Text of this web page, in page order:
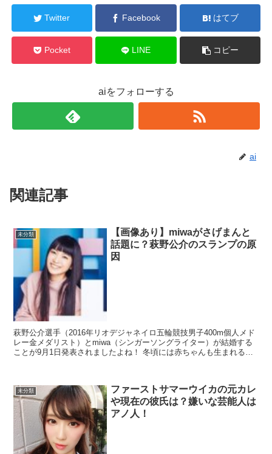
Twitter Facebook はてブ
Pocket LINE コピー
aiをフォローする
ai
関連記事
未分類
【画像あり】miwaがさげまんと
話題に？萩野公介のスランプの原
因
萩野公介選手（2016年リオデジャネイロ五輪競技男子400m個人メド
レー金メダリスト）とmiwa（シンガーソングライター）が結婚する
ことが9月1日発表されましたよね！ 冬頃には赤ちゃんも生まれるよ
未分類
ファーストサマーウイカの元カレ
や現在の彼氏は？嫌いな芸能人は
アノ人！